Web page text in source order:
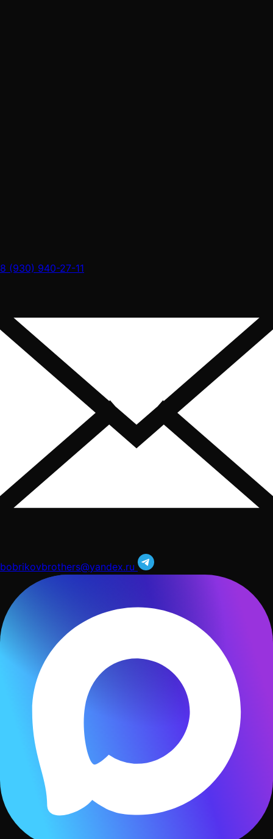
8 (930) 940-27-11
bobrikovbrothers@yandex.ru